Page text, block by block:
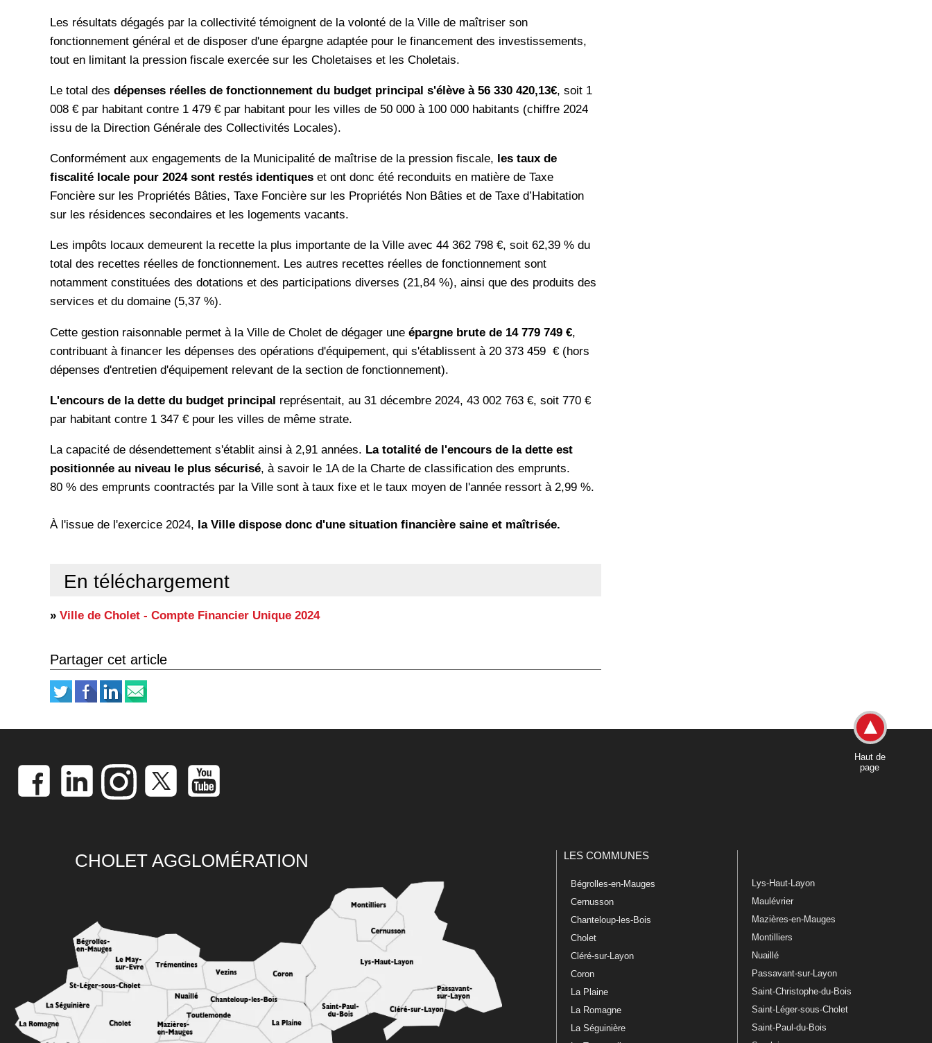
Les résultats dégagés par la collectivité témoignent de la volonté de la Ville de maîtriser son
fonctionnement général et de disposer d'une épargne adaptée pour le financement des investissements,
tout en limitant la pression fiscale exercée sur les Choletaises et les Choletais.
Le total des dépenses réelles de fonctionnement du budget principal s'élève à 56 330 420,13€, soit 1
008 € par habitant contre 1 479 € par habitant pour les villes de 50 000 à 100 000 habitants (chiffre 2024
issu de la Direction Générale des Collectivités Locales).
Conformément aux engagements de la Municipalité de maîtrise de la pression fiscale, les taux de
fiscalité locale pour 2024 sont restés identiques et ont donc été reconduits en matière de Taxe
Foncière sur les Propriétés Bâties, Taxe Foncière sur les Propriétés Non Bâties et de Taxe d’Habitation
sur les résidences secondaires et les logements vacants.
Les impôts locaux demeurent la recette la plus importante de la Ville avec 44 362 798 €, soit 62,39 % du
total des recettes réelles de fonctionnement. Les autres recettes réelles de fonctionnement sont
notamment constituées des dotations et des participations diverses (21,84 %), ainsi que des produits des
services et du domaine (5,37 %).
Cette gestion raisonnable permet à la Ville de Cholet de dégager une épargne brute de 14 779 749 €,
contribuant à financer les dépenses des opérations d'équipement, qui s'établissent à 20 373 459 € (hors
dépenses d'entretien d'équipement relevant de la section de fonctionnement).
L'encours de la dette du budget principal représentait, au 31 décembre 2024, 43 002 763 €, soit 770 €
par habitant contre 1 347 € pour les villes de même strate.
La capacité de désendettement s'établit ainsi à 2,91 années. La totalité de l'encours de la dette est
positionnée au niveau le plus sécurisé, à savoir le 1A de la Charte de classification des emprunts.
80 % des emprunts coontractés par la Ville sont à taux fixe et le taux moyen de l'année ressort à 2,99 %.
À l'issue de l'exercice 2024, la Ville dispose donc d'une situation financière saine et maîtrisée.
En téléchargement
» Ville de Cholet - Compte Financier Unique 2024
Partager cet article
Haut de
page
CHOLET AGGLOMÉRATION LES COMMUNES
Bégrolles-en-Mauges
Cernusson
Chanteloup-les-Bois
Cholet
Cléré-sur-Layon
Coron
La Plaine
La Romagne
La Séguinière
Lys-Haut-Layon
Maulévrier
Mazières-en-Mauges
Montilliers
Nuaillé
Passavant-sur-Layon
Saint-Christophe-du-Bois
Saint-Léger-sous-Cholet
Saint-Paul-du-Bois